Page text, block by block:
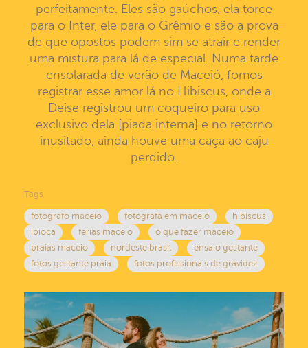
perfeitamente. Eles são gaúchos, ela torce
para o Inter, ele para o Grêmio e são a prova
de que opostos podem sim se atrair e render
uma mistura para lá de especial. Numa tarde
ensolarada de verão de Maceió, fomos
registrar esse amor lá no Hibiscus, onde a
Deise registrou um coqueiro para uso
exclusivo dela [piada interna] e no retorno
inusitado, ainda houve uma caça ao caju
perdido.
Tags
fotografo maceio fotógrafa em maceió
hibiscus
ipioca
ferias maceio
o que fazer maceio
praias maceio
nordeste brasil
ensaio gestante
fotos gestante praia
fotos profissionais de gravidez